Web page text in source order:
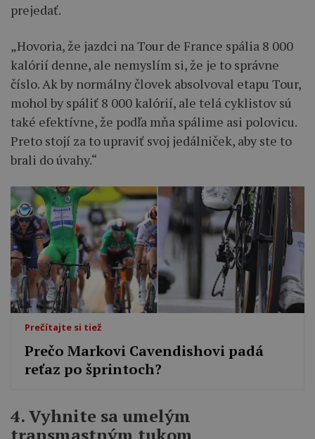
prejedať.
„Hovoria, že jazdci na Tour de France spália 8 000
kalórií denne, ale nemyslím si, že je to správne
číslo. Ak by normálny človek absolvoval etapu Tour,
mohol by spáliť 8 000 kalórií, ale telá cyklistov sú
také efektívne, že podľa mňa spálime asi polovicu.
Preto stojí za to upraviť svoj jedálniček, aby ste to
brali do úvahy.“
Prečítajte si tiež
Prečo Markovi Cavendishovi padá
reťaz po šprintoch?
4. Vyhnite sa umelým